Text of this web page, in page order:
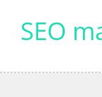
contentSEO